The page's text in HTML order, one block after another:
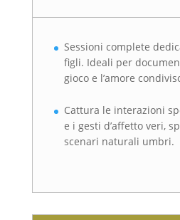
Sessioni complete
figli. Ideali per
gioco e l’amore
Cattura le interazioni
e i gesti d’affetto veri,
scenari naturali umbri.